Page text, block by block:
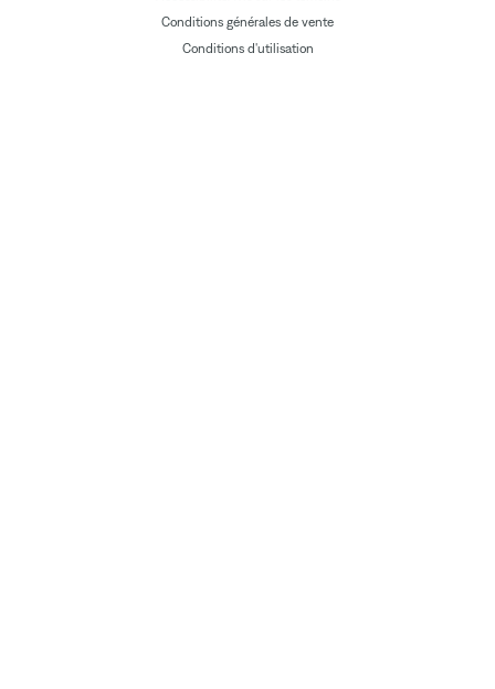
Conditions générales de vente
Conditions d'utilisation